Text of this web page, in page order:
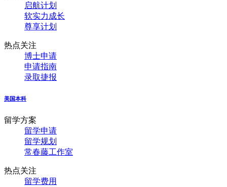
启航计划
软实力成长
尊享计划
热点关注
博士申请
申请指南
录取捷报
美国本科
留学方案
留学申请
留学规划
常春藤工作室
热点关注
留学费用